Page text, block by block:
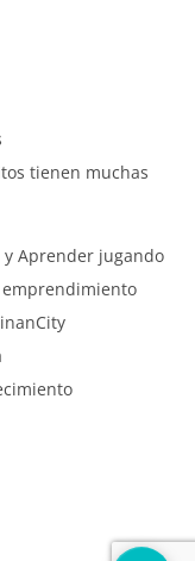
tienen muchas
Aprender jugando
emprendimiento